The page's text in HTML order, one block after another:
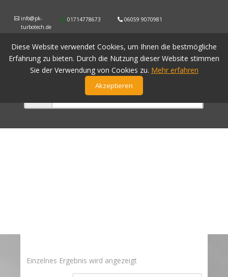
info@pk-
turbotech.de
Diese Website verwendet Cookies, um Ihnen die bestmögliche
Erfahrung zu bieten. Durch die Nutzung dieser Website stimmen
Sie der Verwendung von Cookies zu. Mehr erfahren
Akzeptieren
01714778673 06059 9070981
Einzelnes Ergebnis wird angezeigt